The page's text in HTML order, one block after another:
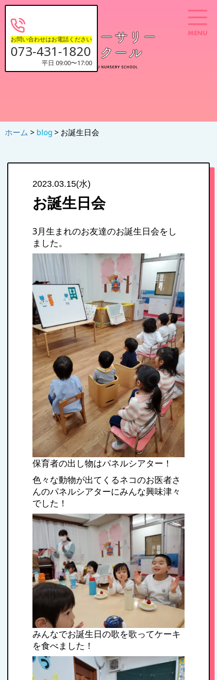
お問い合わせはお電話ください
073-431-1820
平日 09:00〜17:00
ホーム > blog > お誕生日会
2023.03.15(水)
お誕生日会
3月生まれのお友達のお誕生日会をし
ました。
保育者の出し物はパネルシアター！
色々な動物が出てくるネコのお医者さ
んのパネルシアターにみんな興味津々
でした！
みんなでお誕生日の歌を歌ってケーキ
を食べました！